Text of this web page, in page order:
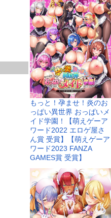
もっと！孕ませ！炎のお
っぱい異世界 おっぱいメ
イド学園！【萌えゲーア
ワード2022 エロゲ屋さ
ん賞 受賞】【萌えゲーア
ワード2023 FANZA
GAMES賞 受賞】